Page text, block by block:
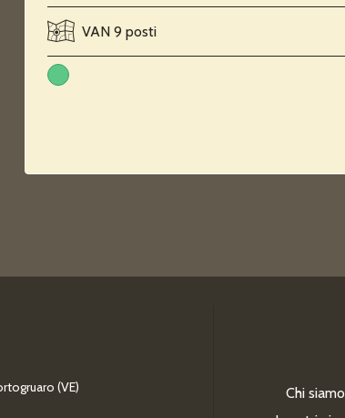
VAN 9 posti
(VE)
Chi siamo